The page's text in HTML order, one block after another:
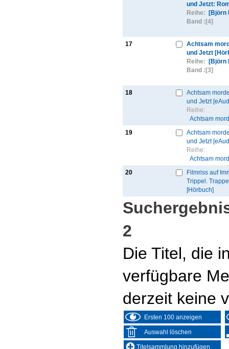
und Jetzt:
Reihe:
[Björn
Band : [4]
17
Achtsam
und Jetzt
Reihe:
[Björn
Band : [3]
18
Achtsam
und Jetzt
Reihe:
Achtsam
19
Achtsam
und Jetzt
Reihe:
Achtsam
20
Filmriss auf
Trippel.
[Hörbuch]
2
Die Titel, die
verfügbare
derzeit keine